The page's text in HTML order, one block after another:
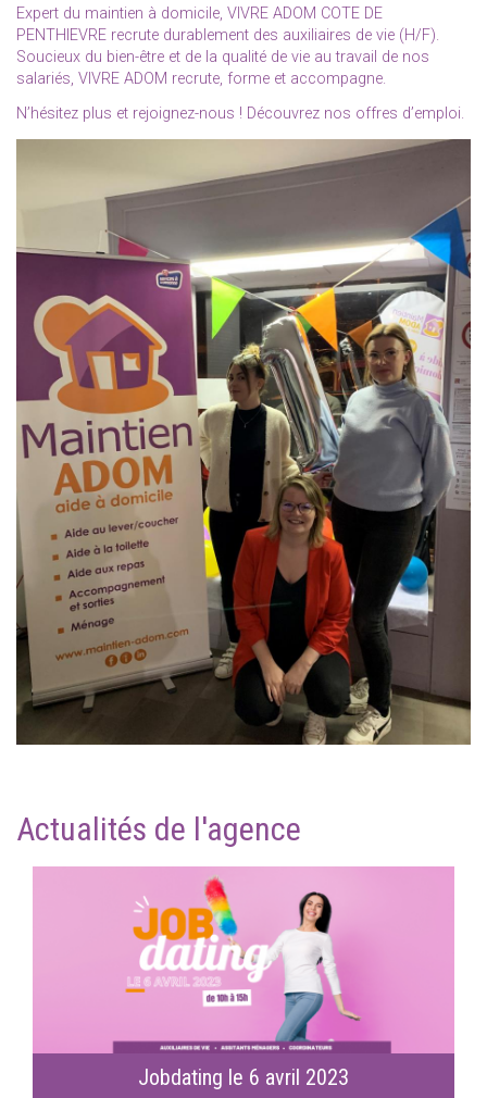
Expert du maintien à domicile, VIVRE ADOM COTE DE
PENTHIEVRE recrute durablement des auxiliaires de vie (H/F).
Soucieux du bien-être et de la qualité de vie au travail de nos
salariés, VIVRE ADOM recrute, forme et accompagne.
N’hésitez plus et rejoignez-nous ! Découvrez nos offres d’emploi.
Actualités de l'agence
Jobdating le 6 avril 2023